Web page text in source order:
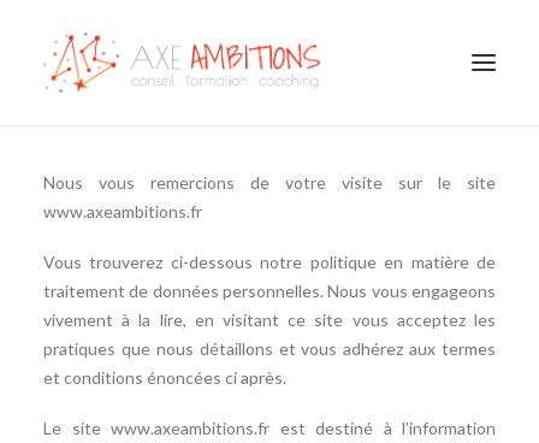
CONSEIL / FORMATION
BILAN DE COMPÉTENCES
OUTPLACEMENT
HANDICAP EMPLOI ENTREPRISE
TÉMOIGNAGES
Nous vous remercions de votre visite sur le site
www.axeambitions.fr
Vous trouverez ci-dessous notre politique en matière de
traitement de données personnelles. Nous vous engageons
vivement à la lire, en visitant ce site vous acceptez les
pratiques que nous détaillons et vous adhérez aux termes
et conditions énoncées ci après.
Le site www.axeambitions.fr est destiné à l’information